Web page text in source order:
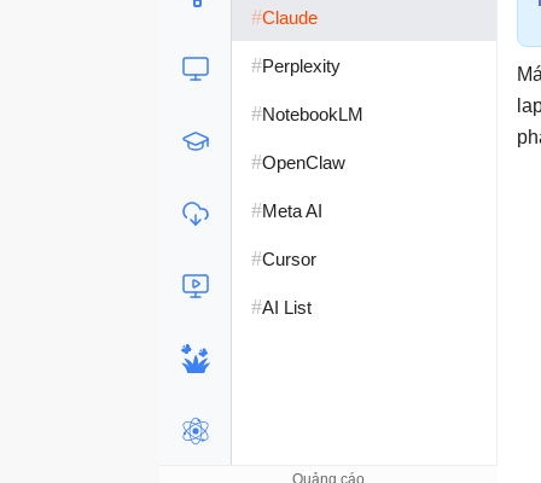
#Claude
#Perplexity
#NotebookLM
#OpenClaw
#Meta AI
#Cursor
#AI List